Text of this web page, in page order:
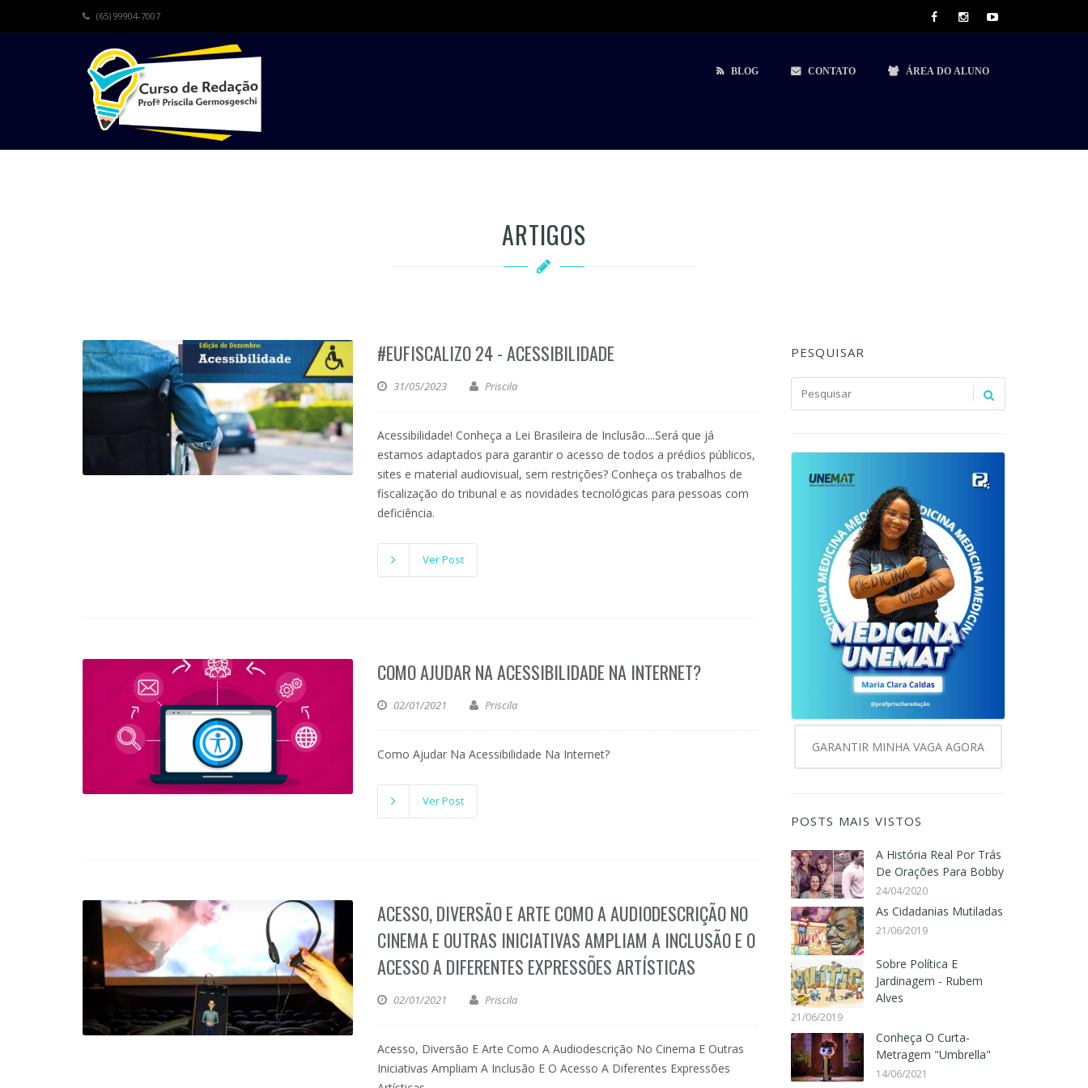
(65) 99904-7007
BLOG CONTATO ÁREA DO ALUNO
ARTIGOS
#EUFISCALIZO 24 - ACESSIBILIDADE
31/05/2023 Priscila
Acessibilidade! Conheça a Lei Brasileira de Inclusão....Será que já
estamos adaptados para garantir o acesso de todos a prédios públicos,
sites e material audiovisual, sem restrições? Conheça os trabalhos de
fiscalização do tribunal e as novidades tecnológicas para pessoas com
deficiência.
Ver Post
COMO AJUDAR NA ACESSIBILIDADE NA INTERNET?
02/01/2021 Priscila
Como Ajudar Na Acessibilidade Na Internet?
Ver Post
ACESSO, DIVERSÃO E ARTE COMO A AUDIODESCRIÇÃO NO
CINEMA E OUTRAS INICIATIVAS AMPLIAM A INCLUSÃO E O
ACESSO A DIFERENTES EXPRESSÕES ARTÍSTICAS
02/01/2021 Priscila
Acesso, Diversão E Arte Como A Audiodescrição No Cinema E Outras
Iniciativas Ampliam A Inclusão E O Acesso A Diferentes Expressões
PESQUISAR
GARANTIR MINHA VAGA AGORA
POSTS MAIS VISTOS
A História Real Por Trás
De Orações Para Bobby
24/04/2020
As Cidadanias Mutiladas
21/06/2019
Sobre Política E
Jardinagem - Rubem
Alves
21/06/2019
Conheça O Curta-
Metragem "Umbrella"
14/06/2021